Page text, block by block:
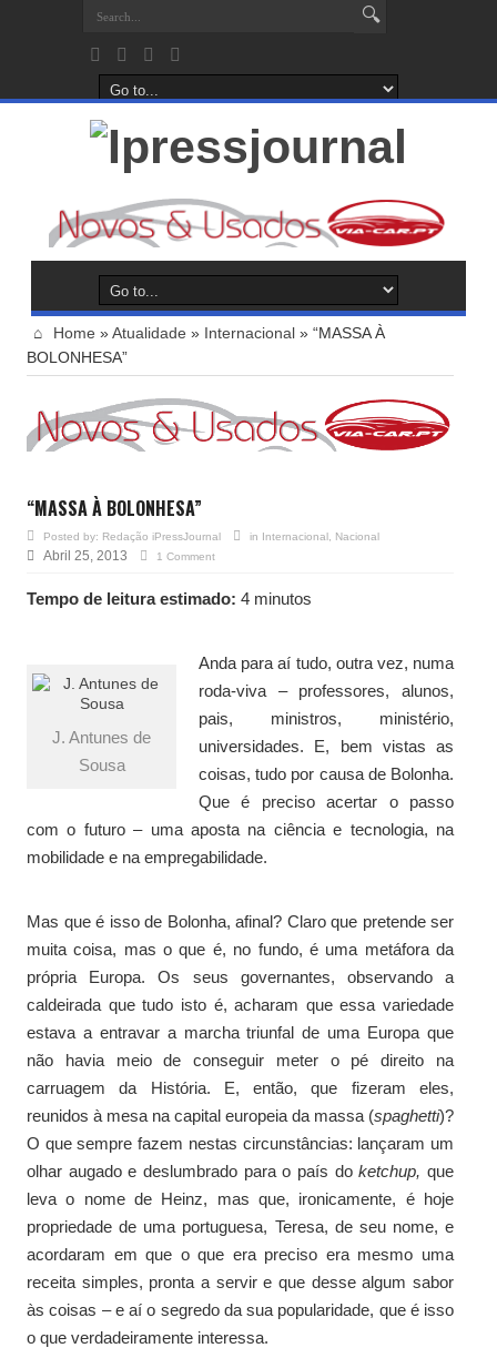
Home »Atualidade » Internacional » “MASSA À
BOLONHESA”
“MASSA À BOLONHESA”
Posted by: Redação iPressJournal in Internacional Nacional
Abril 25, 2013 1 Comment
Tempo de leitura estimado: 4 minutos
J. Antunes de
Sousa
Anda para aí tudo, outra vez, numa
roda-viva – professores, alunos,
pais, ministros, ministério,
universidades. E, bem vistas as
coisas, tudo por causa de Bolonha.
Que é preciso acertar o passo
com o futuro – uma aposta na ciência e tecnologia, na
mobilidade e na empregabilidade.
Mas que é isso de Bolonha, afinal? Claro que pretende ser
muita coisa, mas o que é, no fundo, é uma metáfora da
própria Europa. Os seus governantes, observando a
caldeirada que tudo isto é, acharam que essa variedade
estava a entravar a marcha triunfal de uma Europa que
não havia meio de conseguir meter o pé direito na
carruagem da História. E, então, que fizeram eles,
reunidos à mesa na capital europeia da massa (spaghetti)?
O que sempre fazem nestas circunstâncias: lançaram um
olhar augado e deslumbrado para o país doketchup,que
leva o nome de Heinz, mas que, ironicamente, é hoje
propriedade de uma portuguesa, Teresa, de seu nome, e
acordaram em que o que era preciso era mesmo uma
receita simples, pronta a servir e que desse algum sabor
às coisas – e aí o segredo da sua popularidade, que é isso
o que verdadeiramente interessa.